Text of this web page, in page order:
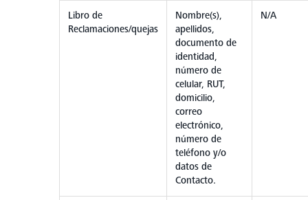
Libro de
Reclamaciones/quejas
Nombre(s),
apellidos,
documento de
identidad,
número de
celular, RUT,
domicilio,
correo
electrónico,
número de
teléfono y/o
datos de
Contacto.
N/A